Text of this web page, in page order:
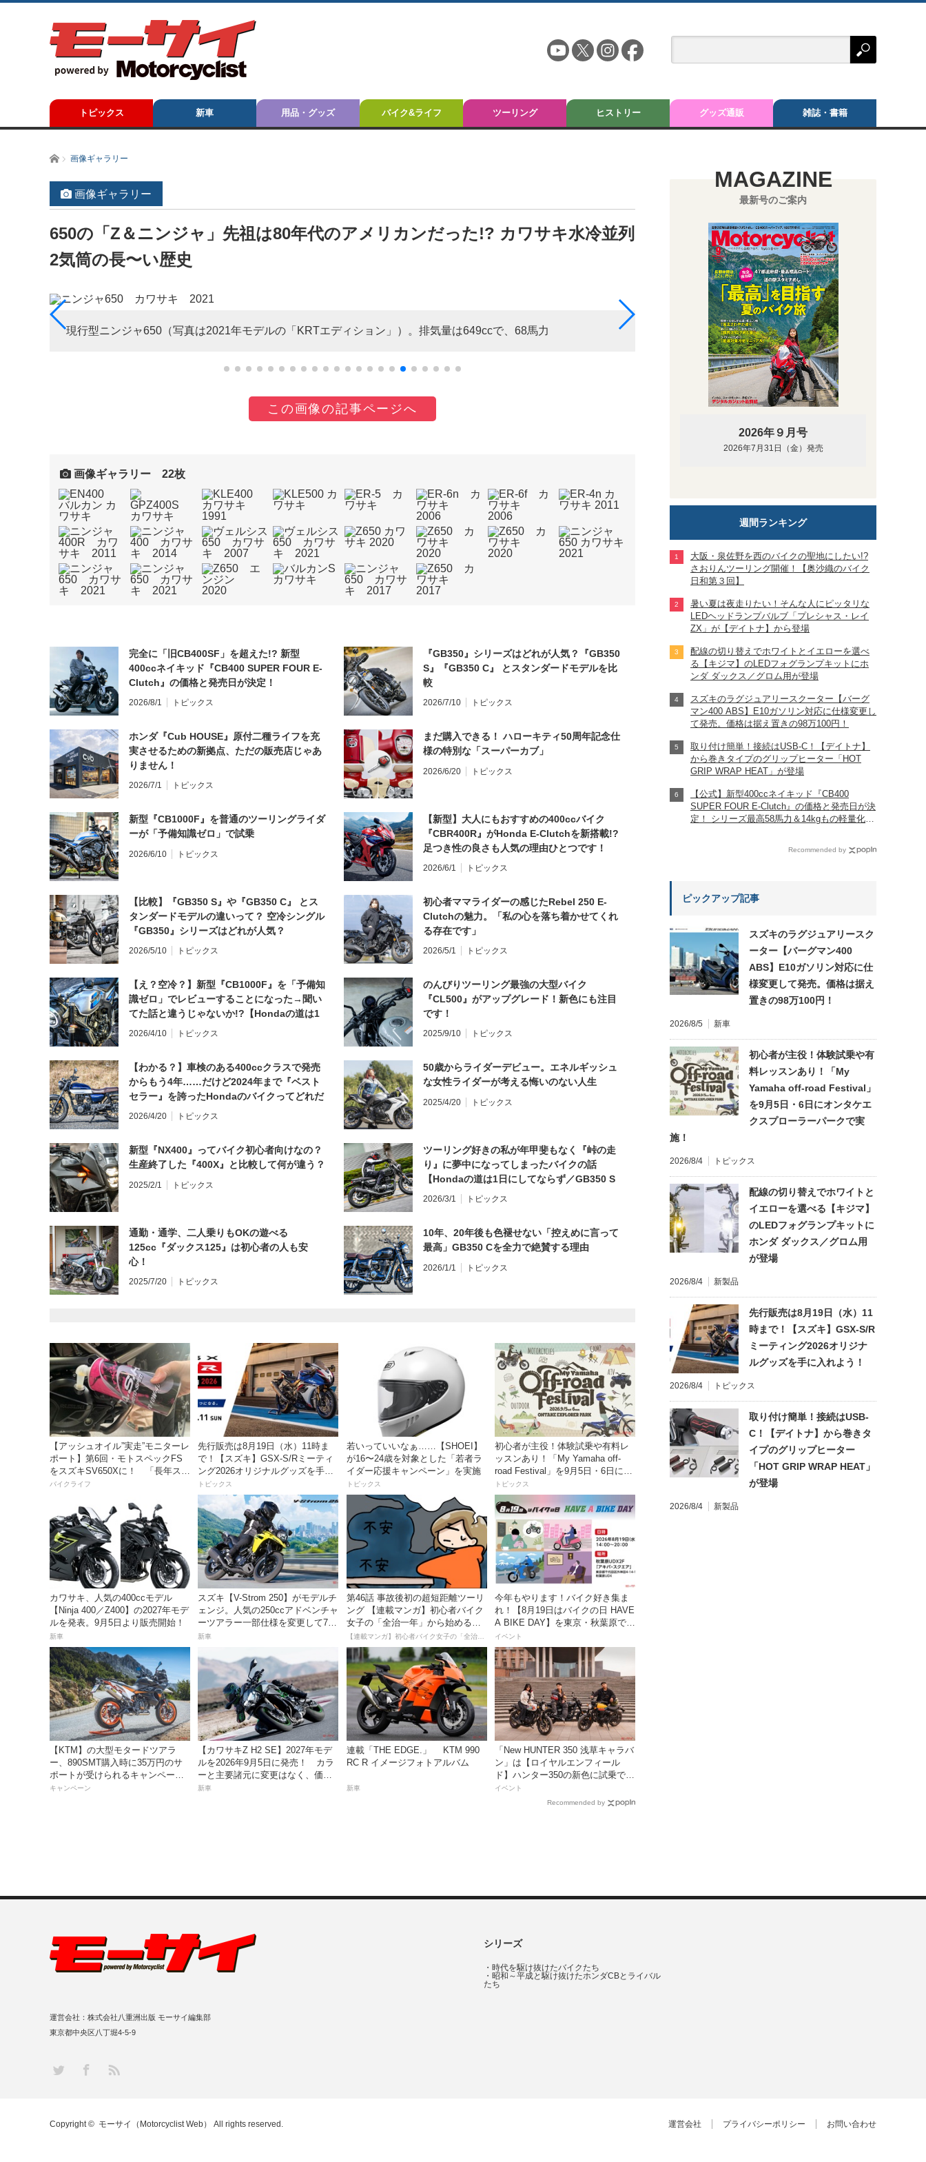
トピックス 新車 用品・グッズ バイク&ライフ ツーリング ヒストリー グッズ通販 雑誌・書籍
ホーム画像ギャラリー
画像ギャラリー
650の「Z＆ニンジャ」先祖は80年代のアメリカンだった!? カワサキ水冷並列
2気筒の長〜い歴史
現行型ニンジャ650（写真は2021年モデルの「KRTエディション」）。排気量は649ccで、68馬力 現行型ニンジャ650（写真は2021年モデルの「KRTエ
この画像の記事ページへ
画像ギャラリー 22枚
完全に「旧CB400SF」を超えた!? 新型
400ccネイキッド『CB400 SUPER FOUR E-
Clutch』の価格と発売日が決定！
2026/8/1 トピックス
『GB350』シリーズはどれが人気？『GB350
S』『GB350 C』 とスタンダードモデルを比
較
2026/7/10 トピックス
ホンダ『Cub HOUSE』原付二種ライフを充
実させるための新拠点、ただの販売店じゃあ
りません！
2026/7/1 トピックス
まだ購入できる！ ハローキティ50周年記念仕
様の特別な「スーパーカブ」
2026/6/20 トピックス
新型『CB1000F』を普通のツーリングライダ
ーが「予備知識ゼロ」で試乗
2026/6/10 トピックス
【新型】大人にもおすすめの400ccバイク
『CBR400R』がHonda E-Clutchを新搭載!?
足つき性の良さも人気の理由ひとつです！
2026/6/1 トピックス
【比較】『GB350 S』や『GB350 C』 とス
タンダードモデルの違いって？ 空冷シングル
『GB350』シリーズはどれが人気？
2026/5/10 トピックス
初心者ママライダーの感じたRebel 250 E-
Clutchの魅力。「私の心を落ち着かせてくれ
る存在です」
2026/5/1 トピックス
【え？空冷？】新型『CB1000F』を「予備知
識ゼロ」でレビューすることになった→聞い
てた話と違うじゃないか!?【Hondaの道は1
日にしてならず／CB1000F ①第一印象 編】
2026/4/10 トピックス
のんびりツーリング最強の大型バイク
『CL500』がアップグレード！新色にも注目
です！
2025/9/10 トピックス
【わかる？】車検のある400ccクラスで発売
からもう4年……だけど2024年まで『ベスト
セラー』を誇ったHondaのバイクってどれだ
と思う？
2026/4/20 トピックス
50歳からライダーデビュー。エネルギッシュ
な女性ライダーが考える悔いのない人生
2025/4/20 トピックス
新型『NX400』ってバイク初心者向けなの？
生産終了した『400X』と比較して何が違う？
2025/2/1 トピックス
ツーリング好きの私が年甲斐もなく『峠の走
り』に夢中になってしまったバイクの話
【Hondaの道は1日にしてならず／GB350 S
インプレ・レビュー 前編】
2026/3/1 トピックス
通勤・通学、二人乗りもOKの遊べる
125cc『ダックス125』は初心者の人も安
心！
2025/7/20 トピックス
10年、20年後も色褪せない「控えめに言って
最高」GB350 Cを全力で絶賛する理由
2026/1/1 トピックス
【アッシュオイル”実走”モニターレ
ポート】第6回・モトスペックFS
をスズキSV650Xに！ 「長年スト
レスだったシフトの固さがコレの
バイクライフ
先行販売は8月19日（水）11時ま
で！【スズキ】GSX-S/Rミーティ
ング2026オリジナルグッズを手に
入れよう！
トピックス
若いっていいなぁ……【SHOEI】
が16〜24歳を対象とした「若者ラ
イダー応援キャンペーン」を実施
トピックス
初心者が主役！体験試乗や有料レ
ッスンあり！「My Yamaha off-
road Festival」を9月5日・6日にオ
ンタケエクスプローラーパークで
実施！
トピックス
カワサキ、人気の400ccモデル
【Ninja 400／Z400】の2027年モデ
ルを発表。9月5日より販売開始！
新車
スズキ【V-Strom 250】がモデルチ
ェンジ。人気の250ccアドベンチャ
ーツアラー一部仕様を変更して7月
23日発売。価格68万5300円
新車
第46話 事故後初の超短距離ツーリ
ング 【連載マンガ】初心者バイク
女子の「全治一年」から始める起
死回生日記
【連載マンガ】初心者バイク女子の「全治一年」から始める起死回生日記
今年もやります！バイク好き集ま
れ！【8月19日はバイクの日 HAVE
A BIKE DAY】を東京・秋葉原で開
催！
イベント
【KTM】の大型モタードツアラ
ー、890SMT購入時に35万円のサ
ポートが受けられるキャンペーン
を実施中！
キャンペーン
【カワサキZ H2 SE】2027年モデ
ルを2026年9月5日に発売！ カラ
ーと主要諸元に変更はなく、価格
は据え置きの247万5000円！
新車
連載「THE EDGE.」 KTM 990
RC R イメージフォトアルバム
新車
「New HUNTER 350 浅草キャラバ
ン」は【ロイヤルエンフィール
ド】ハンター350の新色に試乗でき
るチャンス！
イベント
Recommended by
MAGAZINE
最新号のご案内
2026年９月号
2026年7月31日（金）発売
週間ランキング
大阪・泉佐野を西のバイクの聖地にしたい!?
さおりんツーリング開催！【奥沙織のバイク
日和第３回】
暑い夏は夜走りたい！そんな人にピッタリな
LEDヘッドランプバルブ「プレシャス・レイ
ZX」が【デイトナ】から登場
配線の切り替えでホワイトとイエローを選べ
る【キジマ】のLEDフォグランプキットにホ
ンダ ダックス／グロム用が登場
スズキのラグジュアリースクーター【バーグ
マン400 ABS】E10ガソリン対応に仕様変更し
て発売。価格は据え置きの98万100円！
取り付け簡単！接続はUSB-C！【デイトナ】
から巻きタイプのグリップヒーター「HOT
GRIP WRAP HEAT」が登場
【公式】新型400ccネイキッド『CB400
SUPER FOUR E-Clutch』の価格と発売日が決
定！ シリーズ最高58馬力＆14kgもの軽量化!?
Recommended by
ピックアップ記事
スズキのラグジュアリースク
ーター【バーグマン400
ABS】E10ガソリン対応に仕
様変更して発売。価格は据え
置きの98万100円！
2026/8/5 新車
初心者が主役！体験試乗や有
料レッスンあり！「My
Yamaha off-road Festival」
を9月5日・6日にオンタケエ
クスプローラーパークで実
施！
2026/8/4 トピックス
配線の切り替えでホワイトと
イエローを選べる【キジマ】
のLEDフォグランプキットに
ホンダ ダックス／グロム用
が登場
2026/8/4 新製品
先行販売は8月19日（水）11
時まで！【スズキ】GSX-S/R
ミーティング2026オリジナ
ルグッズを手に入れよう！
2026/8/4 トピックス
取り付け簡単！接続はUSB-
C！【デイトナ】から巻きタ
イプのグリップヒーター
「HOT GRIP WRAP HEAT」
が登場
2026/8/4 新製品
シリーズ
・ 時代を駆け抜けたバイクたち
・ 昭和～平成と駆け抜けたホンダCBとライバル
たち
運営会社：株式会社八重洲出版 モーサイ編集部
東京都中央区八丁堀4-5-9
Twitter Facebook
RSS
運営会社 プライバシーポリシー お問い合わせ
Copyright © モーサイ（Motorcyclist Web） All rights reserved.